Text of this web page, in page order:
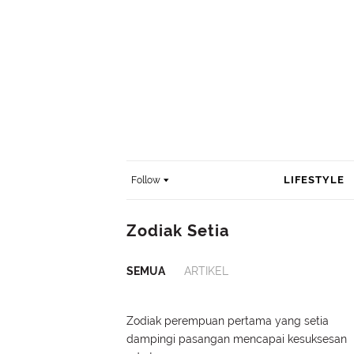
Follow LIFESTYLE
Zodiak Setia
SEMUA ARTIKEL
Zodiak perempuan pertama yang setia
dampingi pasangan mencapai kesuksesan